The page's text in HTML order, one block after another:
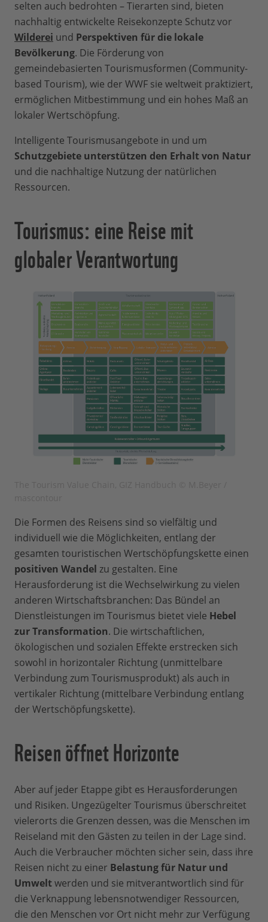
selten auch bedrohten – Tierarten sind, bieten
nachhaltig entwickelte Reisekonzepte Schutz vor
Wilderei und Perspektiven für die lokale
Bevölkerung. Die Förderung von
gemeindebasierten Tourismusformen (Community-
based Tourism), wie der WWF sie weltweit praktiziert,
ermöglichen Mitbestimmung und ein hohes Maß an
lokaler Wertschöpfung.
Intelligente Tourismusangebote in und um
Schutzgebiete unterstützen den Erhalt von Natur
und die nachhaltige Nutzung der natürlichen
Ressourcen.
Tourismus: eine Reise mit
globaler Verantwortung
Die Formen des Reisens sind so vielfältig und
individuell wie die Möglichkeiten, entlang der
gesamten touristischen Wertschöpfungskette einen
positiven Wandel zu gestalten. Eine
Herausforderung ist die Wechselwirkung zu vielen
anderen Wirtschaftsbranchen: Das Bündel an
Dienstleistungen im Tourismus bietet viele Hebel
zur Transformation. Die wirtschaftlichen,
ökologischen und sozialen Effekte erstrecken sich
sowohl in horizontaler Richtung (unmittelbare
Verbindung zum Tourismusprodukt) als auch in
vertikaler Richtung (mittelbare Verbindung entlang
der Wertschöpfungskette).
Reisen öffnet Horizonte
Aber auf jeder Etappe gibt es Herausforderungen
und Risiken. Ungezügelter Tourismus überschreitet
vielerorts die Grenzen dessen, was die Menschen im
Reiseland mit den Gästen zu teilen in der Lage sind.
Auch die Verbraucher möchten sicher sein, dass ihre
Reisen nicht zu einer Belastung für Natur und
Umweltwerden und sie mitverantwortlich sind für
die Verknappung lebensnotwendiger Ressourcen,
die den Menschen vor Ort nicht mehr zur Verfügung